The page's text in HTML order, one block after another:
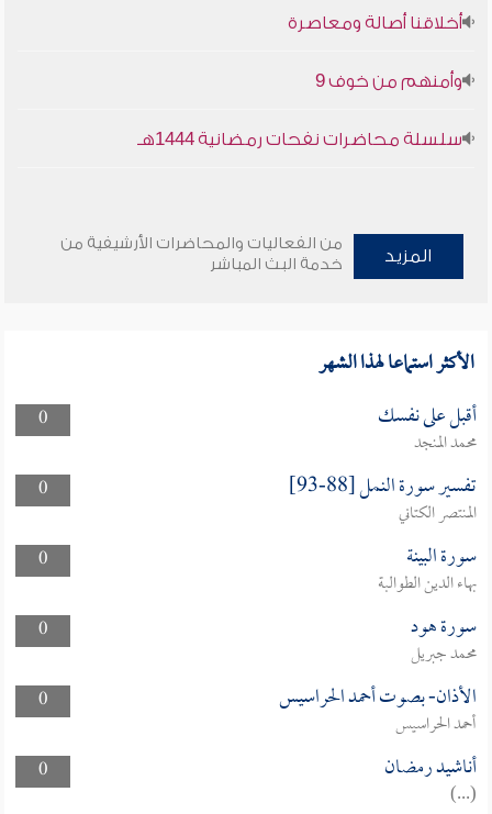
أخلاقنا أصالة ومعاصرة
وأمنهم من خوف 9
سلسلة محاضرات نفحات رمضانية 1444هـ
المزيد
من الفعاليات والمحاضرات الأرشيفية من
خدمة البث المباشر
الأكثر استماعا لهذا الشهر
0 أقبل على نفسك
محمد المنجد
0
تفسير سورة النمل [88-93]
المنتصر الكتاني
0
سورة البينة
بهاء الدين الطوالبة
0
سورة هود
محمد جبريل
0
الأذان- بصوت أحمد الحراسيس
أحمد الحراسيس
0
أناشيد رمضان
(...)